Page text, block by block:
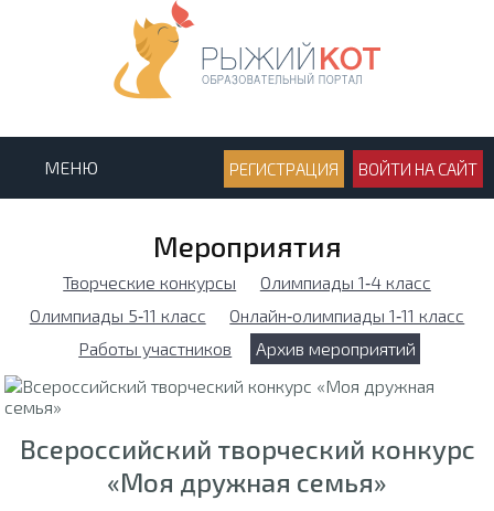
МЕНЮ РЕГИСТРАЦИЯ ВОЙТИ НА САЙТ
Мероприятия
Творческие конкурсы
Олимпиады 1‑4 класс
Олимпиады 5‑11 класс
Онлайн‑олимпиады 1‑11 класс
Работы участников
Архив мероприятий
Всероссийский творческий конкурс
«Моя дружная семья»